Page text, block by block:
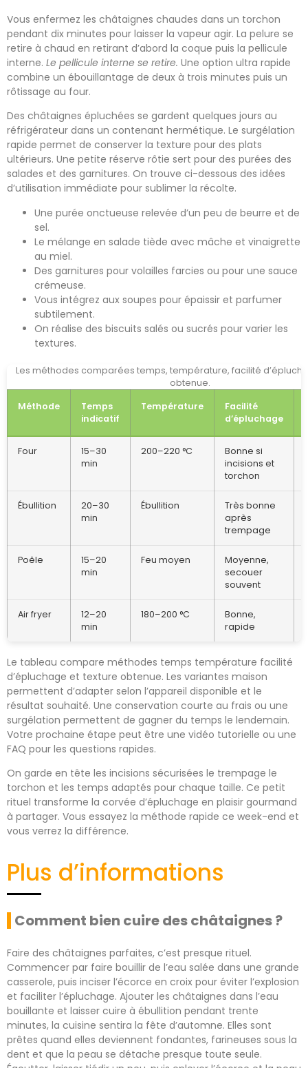
Vous enfermez les châtaignes chaudes dans un torchon
pendant dix minutes pour laisser la vapeur agir. La pelure se
retire à chaud en retirant d’abord la coque puis la pellicule
interne. Le pellicule interne se retire. Une option ultra rapide
combine un ébouillantage de deux à trois minutes puis un
rôtissage au four.
Des châtaignes épluchées se gardent quelques jours au
réfrigérateur dans un contenant hermétique. Le surgélation
rapide permet de conserver la texture pour des plats
ultérieurs. Une petite réserve rôtie sert pour des purées des
salades et des garnitures. On trouve ci-dessous des idées
d’utilisation immédiate pour sublimer la récolte.
Une purée onctueuse relevée d’un peu de beurre et de
sel.
Le mélange en salade tiède avec mâche et vinaigrette
au miel.
Des garnitures pour volailles farcies ou pour une sauce
crémeuse.
Vous intégrez aux soupes pour épaissir et parfumer
subtilement.
On réalise des biscuits salés ou sucrés pour varier les
textures.
Les méthodes comparées temps, température, facilité
obtenue.
Méthode
Temps
indicatif
Température
Facilité
d’épluchage
Four
15–30
min
200–220 °C
Bonne si
incisions et
torchon
Ébullition
20–30
min
Ébullition
Très bonne
après
trempage
Poêle
15–20
min
Feu moyen
Moyenne,
secouer
souvent
Air fryer
12–20
min
180–200 °C
Bonne,
rapide
Le tableau compare méthodes temps température facilité
d’épluchage et texture obtenue. Les variantes maison
permettent d’adapter selon l’appareil disponible et le
résultat souhaité. Une conservation courte au frais ou une
surgélation permettent de gagner du temps le lendemain.
Votre prochaine étape peut être une vidéo tutorielle ou une
FAQ pour les questions rapides.
On garde en tête les incisions sécurisées le trempage le
torchon et les temps adaptés pour chaque taille. Ce petit
rituel transforme la corvée d’épluchage en plaisir gourmand
à partager. Vous essayez la méthode rapide ce week-end et
vous verrez la différence.
Plus d’informations
Comment bien cuire des châtaignes ?
Faire des châtaignes parfaites, c’est presque rituel.
Commencer par faire bouillir de l’eau salée dans une grande
casserole, puis inciser l’écorce en croix pour éviter l’explosion
et faciliter l’épluchage. Ajouter les châtaignes dans l’eau
bouillante et laisser cuire à ébullition pendant trente
minutes, la cuisine sentira la fête d’automne. Elles sont
prêtes quand elles deviennent fondantes, farineuses sous la
dent et que la peau se détache presque toute seule.